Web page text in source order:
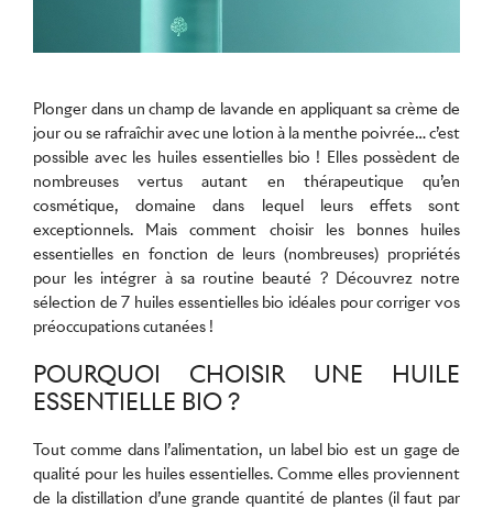
Plonger dans un champ de lavande en appliquant sa crème de
jour ou se rafraîchir avec une lotion à la menthe poivrée… c’est
possible avec les huiles essentielles bio ! Elles possèdent de
nombreuses vertus autant en thérapeutique qu’en
cosmétique, domaine dans lequel leurs effets sont
exceptionnels. Mais comment choisir les bonnes huiles
essentielles en fonction de leurs (nombreuses) propriétés
pour les intégrer à sa routine beauté ? Découvrez notre
sélection de 7 huiles essentielles bio idéales pour corriger vos
préoccupations cutanées !
POURQUOI CHOISIR UNE HUILE
ESSENTIELLE BIO ?
Tout comme dans l’alimentation, un label bio est un gage de
qualité pour les huiles essentielles. Comme elles proviennent
de la distillation d’une grande quantité de plantes (il faut par